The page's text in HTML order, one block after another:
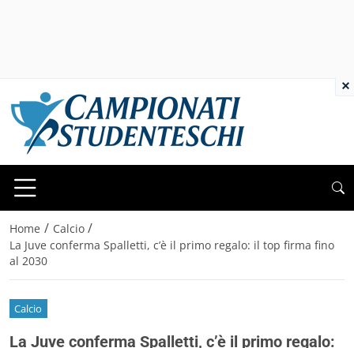
Home / Calcio /
La Juve conferma Spalletti, c’è il primo regalo: il top firma fino
al 2030
Calcio
La Juve conferma Spalletti, c’è il primo regalo:
×